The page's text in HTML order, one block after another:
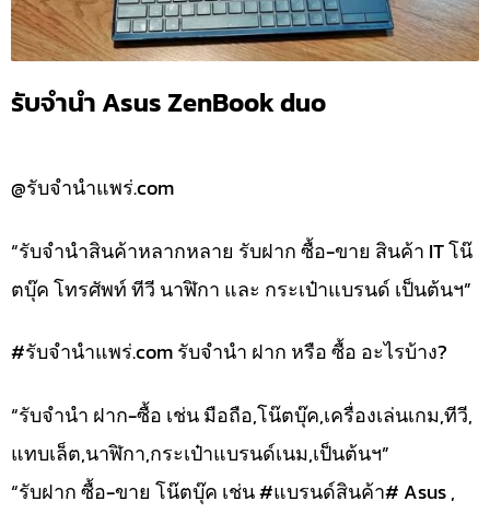
รับจำนำ Asus ZenBook duo
@รับจำนำแพร่.com
“รับจำนำสินค้าหลากหลาย รับฝาก ซื้อ-ขาย สินค้า IT โน๊
ตบุ๊ค โทรศัพท์ ทีวี นาฬิกา และ กระเป๋าแบรนด์ เป็นต้นฯ”
#รับจํานําแพร่.com รับจำนำ ฝาก หรือ ซื้อ อะไรบ้าง?
“รับจำนำ ฝาก-ซื้อ เช่น มือถือ,โน๊ตบุ๊ค,เครื่องเล่นเกม,ทีวี,
แทบเล็ต,นาฬิกา,กระเป๋าแบรนด์เนม,เป็นต้นฯ”
“รับฝาก ซื้อ-ขาย โน๊ตบุ๊ค เช่น #แบรนด์สินค้า# Asus ,